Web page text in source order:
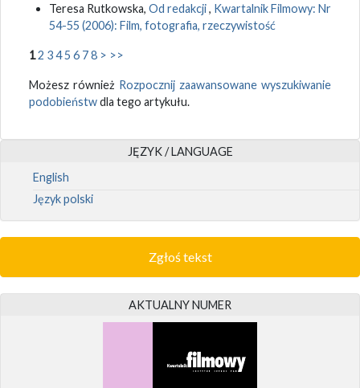
Teresa Rutkowska, Od redakcji, Kwartalnik Filmowy: Nr
54-55 (2006): Film, fotografia, rzeczywistość
12 345 6 78 > >>
Możesz również Rozpocznij zaawansowane wyszukiwanie
podobieństwdla tego artykułu.
JĘZYK / LANGUAGE
English
Język polski
Zgłoś tekst
AKTUALNY NUMER